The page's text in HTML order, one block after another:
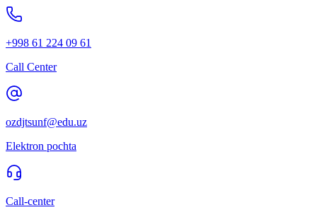
+998 61 224 09 61
Call Center
ozdjtsunf@edu.uz
Elektron pochta
Call-center